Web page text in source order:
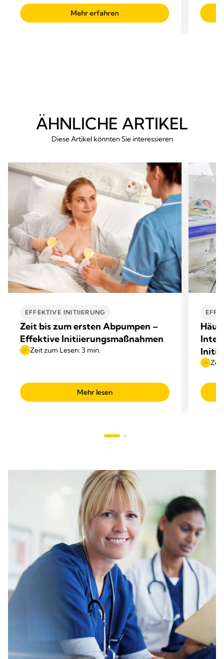
von
5
Mehr erfahren
von
5
ÄHNLICHE ARTIKEL
Diese Artikel könnten Sie interessieren
EFFEKTIVE INITIIERUNG
Zeit bis zum ersten Abpumpen –
Effektive Initiierungsmaßnahmen
Zeit zum Lesen: 3 min.
Mehr lesen
Zeit